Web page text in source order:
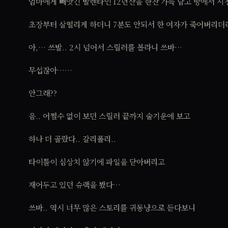
초장부터 살떨리게 하더니 7분도 안되서 한 여자가 죽어버리
아,… 쓰발.. 2시 넘어서 스릴러를 볼라니 쓰바…
무섭잖아……
안그래??
음.. 어쩔수 없이 보던 스릴러 끝까지 술기운에 보고
하나 더 골랐다.. 갈리폴리..
타이틀이 심상치 않기에 파일을 닫아버리고
재어두고 있던 슈랙을 봤다…
쓰바.. 역시 너무 많은 스토리를 귀동냥으로 듣다보니